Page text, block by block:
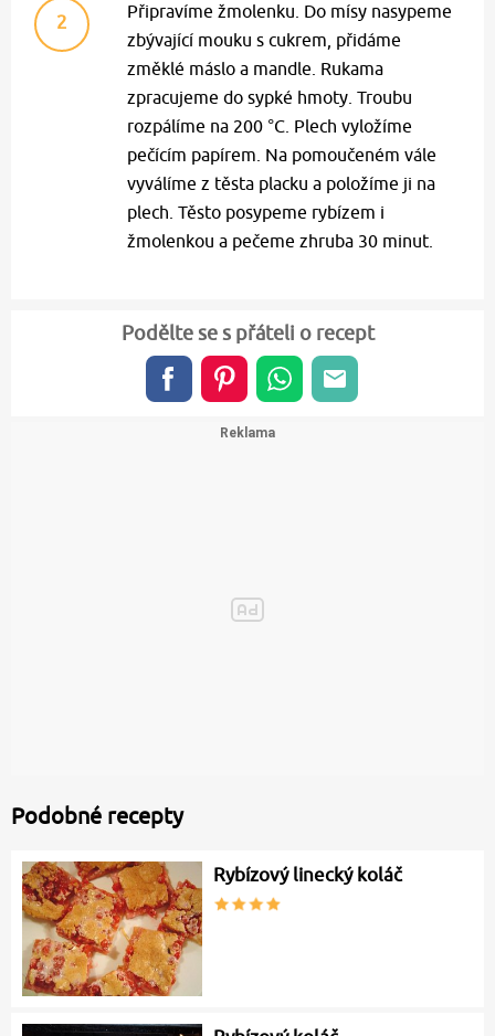
2
Připravíme žmolenku. Do mísy nasypeme
zbývající mouku s cukrem, přidáme
změklé máslo a mandle. Rukama
zpracujeme do sypké hmoty. Troubu
rozpálíme na 200 °C. Plech vyložíme
pečícím papírem. Na pomoučeném vále
vyválíme z těsta placku a položíme ji na
plech. Těsto posypeme rybízem i
žmolenkou a pečeme zhruba 30 minut.
Podělte se s přáteli o recept
Podobné recepty
Rybízový linecký koláč